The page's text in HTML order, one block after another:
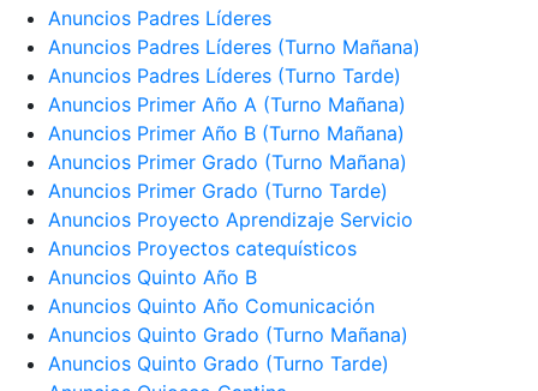
Anuncios Padres Líderes
Anuncios Padres Líderes (Turno Mañana)
Anuncios Padres Líderes (Turno Tarde)
Anuncios Primer Año A (Turno Mañana)
Anuncios Primer Año B (Turno Mañana)
Anuncios Primer Grado (Turno Mañana)
Anuncios Primer Grado (Turno Tarde)
Anuncios Proyecto Aprendizaje Servicio
Anuncios Proyectos catequísticos
Anuncios Quinto Año B
Anuncios Quinto Año Comunicación
Anuncios Quinto Grado (Turno Mañana)
Anuncios Quinto Grado (Turno Tarde)